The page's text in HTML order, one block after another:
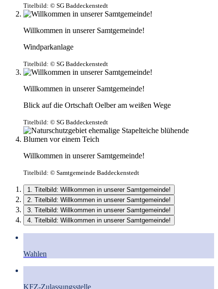
Titelbild: © SG Baddeckenstedt
Willkommen in unserer Samtgemeinde!
Windparkanlage
Titelbild: © SG Baddeckenstedt
Willkommen in unserer Samtgemeinde!
Blick auf die Ortschaft Oelber am weißen Wege
Titelbild: © SG Baddeckenstedt
Willkommen in unserer Samtgemeinde!
Titelbild: © Samtgemeinde Baddeckenstedt
1. Titelbild: Willkommen in unserer Samtgemeinde!
2. Titelbild: Willkommen in unserer Samtgemeinde!
3. Titelbild: Willkommen in unserer Samtgemeinde!
4. Titelbild: Willkommen in unserer Samtgemeinde!
Wahlen
KFZ-Zulassungsstelle